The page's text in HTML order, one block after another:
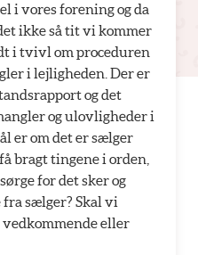
i vores forening og da
ikke så tit vi kommer
i tvivl om proceduren
i lejligheden. Der er
og det
og ulovligheder i
er om det er sælger
bragt tingene i orden,
for det sker og
sælger? Skal vi
eller